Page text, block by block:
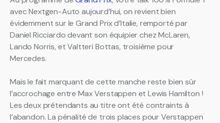
avec Nextgen-Auto aujourd’hui, on revient bien
évidemment sur le Grand Prix d’Italie, remporté par
Daniel Ricciardo devant son équipier chez McLaren,
Lando Norris, et Valtteri Bottas, troisième pour
Mercedes.
Mais le fait marquant de cette manche reste bien sûr
l’accrochage entre Max Verstappen et Lewis Hamilton !
Les deux prétendants au titre ont été contraints à
l’abandon. La pénalité de trois places pour Verstappen